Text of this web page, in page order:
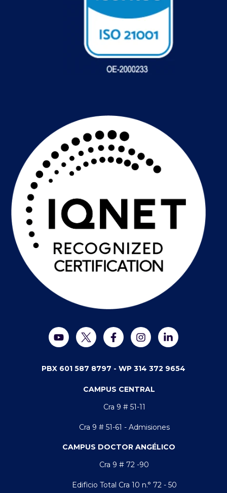
PBX 601 587 8797 - WP 314 372 9654
CAMPUS CENTRAL
Cra 9 # 51-11
Cra 9 # 51-61 - Admisiones
CAMPUS DOCTOR ANGÉLICO
Cra 9 # 72 -90
Edificio Total Cra 10 n.° 72 - 50